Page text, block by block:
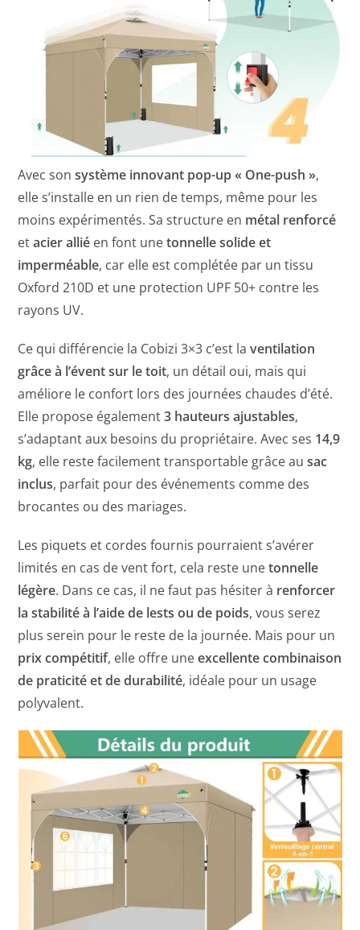
Avec sonsystème innovant pop-up « One-push »,
elle s’installe en un rien de temps, même pour les
moins expérimentés. Sa structure en métal renforcé
etacier allié en font unetonnelle solide et
imperméable, car elle est complétée par un tissu
Oxford 210D et une protection UPF 50+ contre les
rayons UV.
Ce qui différencie la Cobizi 3×3 c’est laventilation
grâce à l’évent sur le toit, un détail oui, mais qui
améliore le confort lors des journées chaudes d’été.
Elle propose également3 hauteurs ajustables,
s’adaptant aux besoins du propriétaire. Avec ses 14,9
kg, elle reste facilement transportable grâce au sac
inclus, parfait pour des événements comme des
brocantes ou des mariages.
Les piquets et cordes fournis pourraient s’avérer
limités en cas de vent fort, cela reste unetonnelle
légère. Dans ce cas, il ne faut pas hésiter à renforcer
la stabilité à l’aide de lests ou de poids, vous serez
plus serein pour le reste de la journée. Mais pour un
prix compétitif, elle offre uneexcellente combinaison
de praticité et de durabilité, idéale pour un usage
polyvalent.